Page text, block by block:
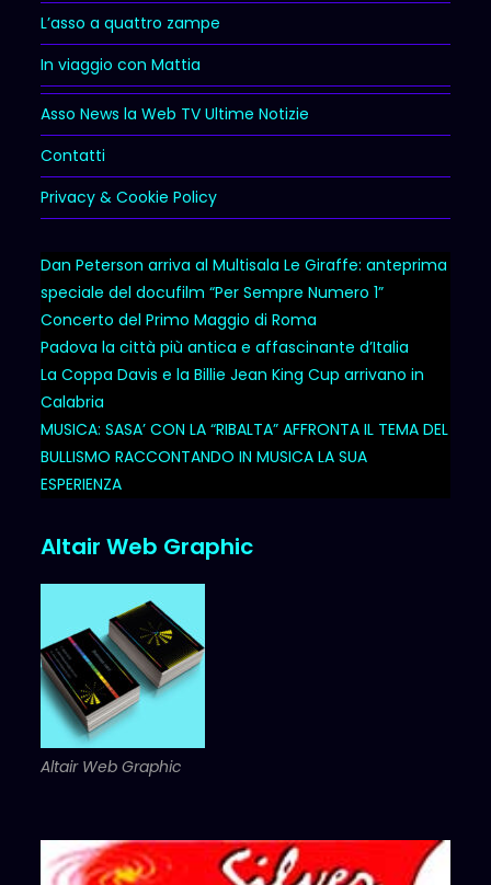
L’asso a quattro zampe
In viaggio con Mattia
Asso News la Web TV Ultime Notizie
Contatti
Privacy & Cookie Policy
Dan Peterson arriva al Multisala Le Giraffe: anteprima
speciale del docufilm “Per Sempre Numero 1”
Concerto del Primo Maggio di Roma
Padova la città più antica e affascinante d’Italia
La Coppa Davis e la Billie Jean King Cup arrivano in
Calabria
MUSICA: SASA’ CON LA “RIBALTA” AFFRONTA IL TEMA DEL
BULLISMO RACCONTANDO IN MUSICA LA SUA
ESPERIENZA
Altair Web Graphic
Altair Web Graphic